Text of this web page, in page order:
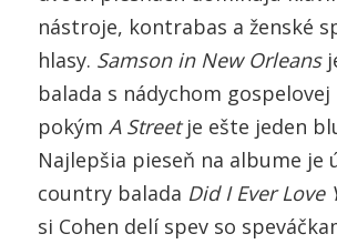
nástroje, kontrabas a ženské
hlasy. Samson in New Orleans
balada s nádychom gospelovej
pokým A Streetje ešte jeden
Najlepšia pieseň na albume je
country balada Did I Ever Love
si Cohen delí spev so